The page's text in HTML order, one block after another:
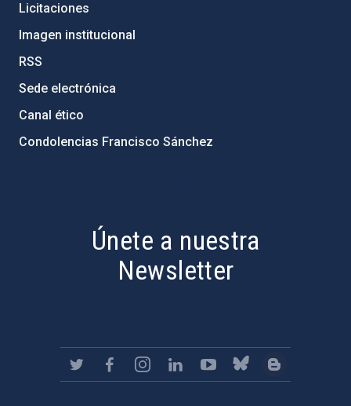
Licitaciones
Imagen institucional
RSS
Sede electrónica
Canal ético
Condolencias Francisco Sánchez
Únete a nuestra
Newsletter